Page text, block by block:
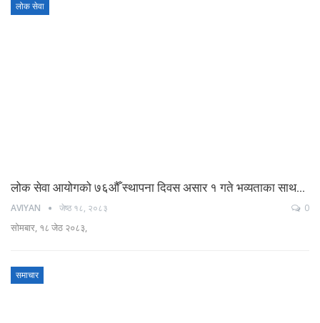
लोक सेवा
लोक सेवा आयोगको ७६औँ स्थापना दिवस असार १ गते भव्यताका साथ…
AVIYAN जेष्ठ १८, २०८३ 0
सोमबार, १८ जेठ २०८३,
समाचार